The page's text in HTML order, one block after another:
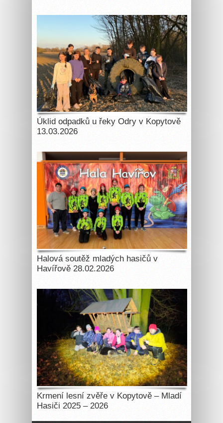
Úklid odpadků u řeky Odry v Kopytově
13.03.2026
Halová soutěž mladých hasičů v
Havířově 28.02.2026
Krmení lesní zvěře v Kopytově – Mladí
Hasiči 2025 – 2026